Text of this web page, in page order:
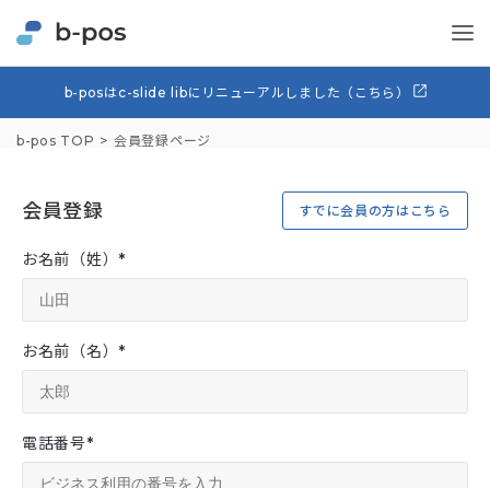
b-posはc-slide libにリニューアルしました（こちら）
b-pos TOP 会員登録ページ
会員登録 すでに会員の方はこちら
お名前（姓）*
お名前（名）*
電話番号*